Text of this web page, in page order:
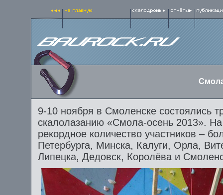
9-10 ноября в Смоленске состоялись
скалолазанию «Смола-осень 2013».
рекордное количество участников –
Петербурга, Минска, Калуги, Орла,
Липецка, Дедовск, Королёва и